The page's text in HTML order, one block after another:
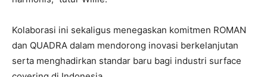
Kolaborasi ini sekaligus menegaskan komitmen ROMAN
dan QUADRA dalam mendorong inovasi berkelanjutan
serta menghadirkan standar baru bagi industri surface